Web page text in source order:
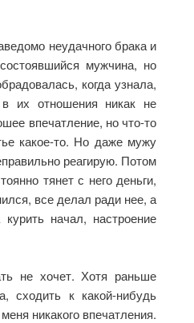
неудачного брака и
мужчина, но
когда узнала,
их отношения никак не
впечатление, но что-то
какое-то. Но даже мужу
реагирую. Потом
тянет с него деньги,
все делал ради нее, а
начал, настроение
не хочет. Хотя раньше
к какой-нибудь
никакого впечатления.